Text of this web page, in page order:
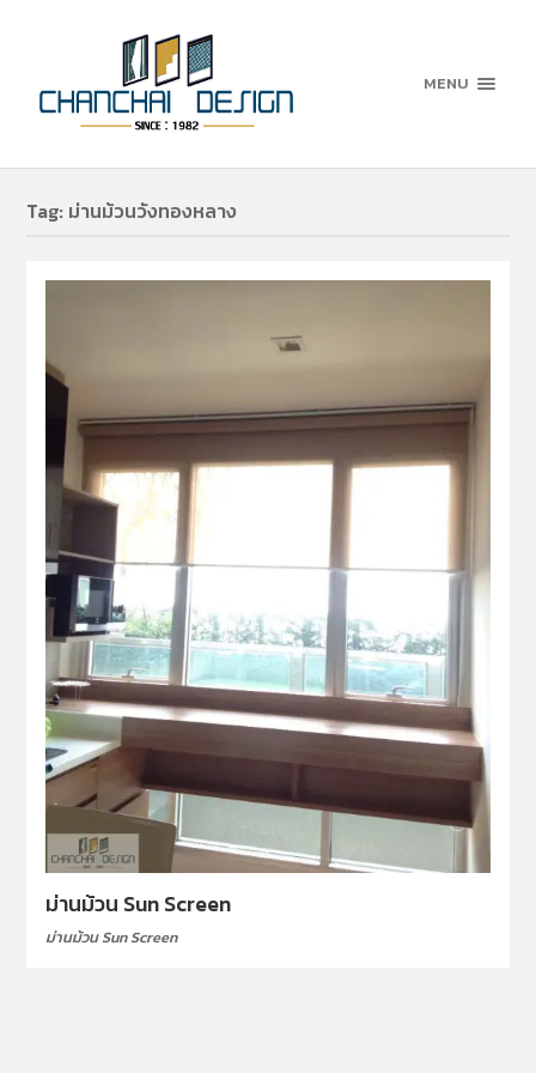
MENU
Tag: ม่านม้วนวังทองหลาง
ม่านม้วน Sun Screen
ม่านม้วน Sun Screen